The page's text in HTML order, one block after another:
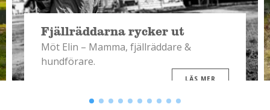
Fjällräddarna rycker ut
Möt Elin – Mamma, fjällräddare &
hundförare.
LÄS MER